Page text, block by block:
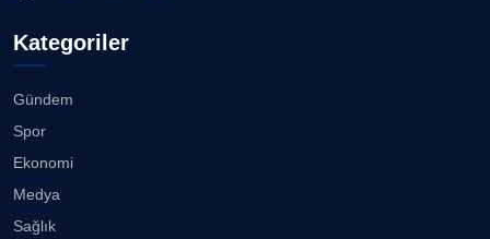
Kategoriler
Gündem
Spor
Ekonomi
Medya
Sağlık